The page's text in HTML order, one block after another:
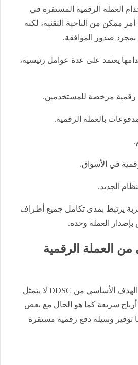
العملة الرقمية المستقرة في
ممكن من الناحية التقنية، لكنه
صدور الموافقة.
يعتمد على عدة عوامل رئيسية،
مرخصة للمستخدمين.
بالعملة الرقمية.
في الأسواق.
الجديد.
يرتبط بمدى تكامل جميع أطراف
بإصدار العملة وحده.
العملة الرقمية
لفت السويلمي إلى أن الهدف الأساسي من DDSC لا يتمثل
سريعة كما هو الحال مع بعض
توفير وسيلة دفع رقمية مستقرة